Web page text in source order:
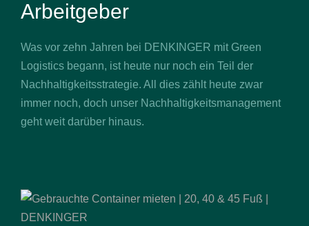
Arbeitgeber
Was vor zehn Jahren bei DENKINGER mit Green
Logistics begann, ist heute nur noch ein Teil der
Nachhaltigkeitsstrategie. All dies zählt heute zwar
immer noch, doch unser Nachhaltigkeitsmanagement
geht weit darüber hinaus.